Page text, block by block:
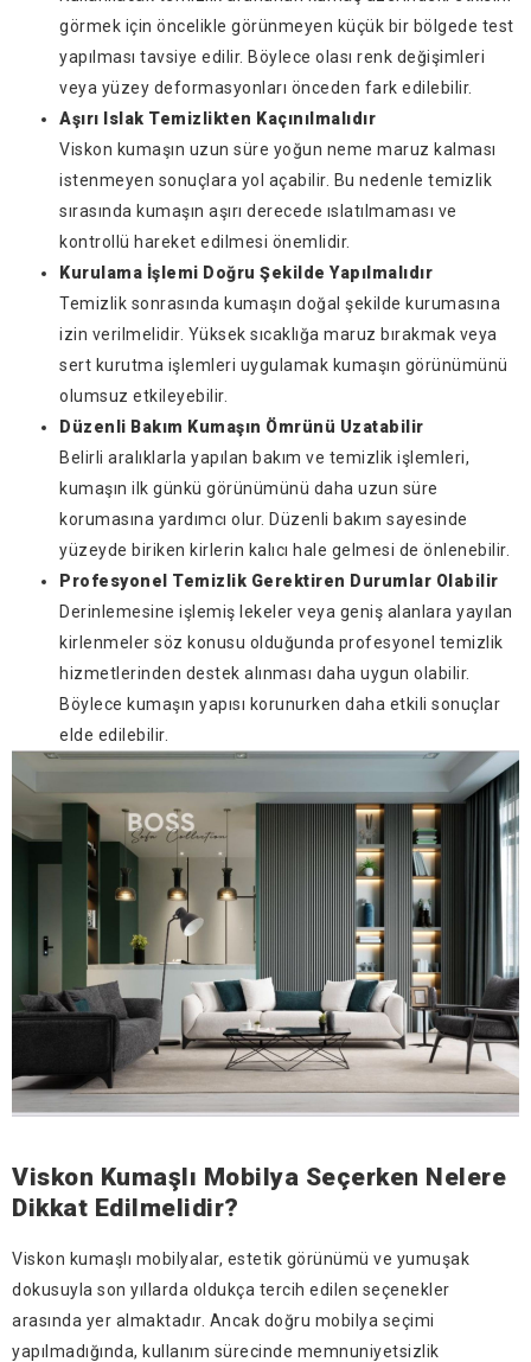
görmek için öncelikle görünmeyen küçük bir bölgede test
yapılması tavsiye edilir. Böylece olası renk değişimleri
veya yüzey deformasyonları önceden fark edilebilir.
Aşırı Islak Temizlikten Kaçınılmalıdır
Viskon kumaşın uzun süre yoğun neme maruz kalması
istenmeyen sonuçlara yol açabilir. Bu nedenle temizlik
sırasında kumaşın aşırı derecede ıslatılmaması ve
kontrollü hareket edilmesi önemlidir.
Kurulama İşlemi Doğru Şekilde Yapılmalıdır
Temizlik sonrasında kumaşın doğal şekilde kurumasına
izin verilmelidir. Yüksek sıcaklığa maruz bırakmak veya
sert kurutma işlemleri uygulamak kumaşın görünümünü
olumsuz etkileyebilir.
Düzenli Bakım Kumaşın Ömrünü Uzatabilir
Belirli aralıklarla yapılan bakım ve temizlik işlemleri,
kumaşın ilk günkü görünümünü daha uzun süre
korumasına yardımcı olur. Düzenli bakım sayesinde
yüzeyde biriken kirlerin kalıcı hale gelmesi de önlenebilir.
Profesyonel Temizlik Gerektiren Durumlar Olabilir
Derinlemesine işlemiş lekeler veya geniş alanlara yayılan
kirlenmeler söz konusu olduğunda profesyonel temizlik
hizmetlerinden destek alınması daha uygun olabilir.
Böylece kumaşın yapısı korunurken daha etkili sonuçlar
elde edilebilir.
Viskon Kumaşlı Mobilya Seçerken Nelere
Dikkat Edilmelidir?
Viskon kumaşlı mobilyalar, estetik görünümü ve yumuşak
dokusuyla son yıllarda oldukça tercih edilen seçenekler
arasında yer almaktadır. Ancak doğru mobilya seçimi
yapılmadığında, kullanım sürecinde memnuniyetsizlik